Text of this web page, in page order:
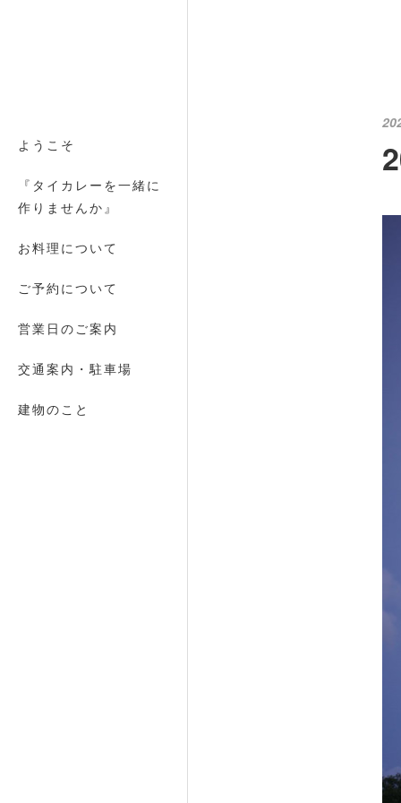
ようこそ
『タイカレーを一緒に
作りませんか』
お料理について
ご予約について
営業日のご案内
交通案内・駐車場
建物のこと